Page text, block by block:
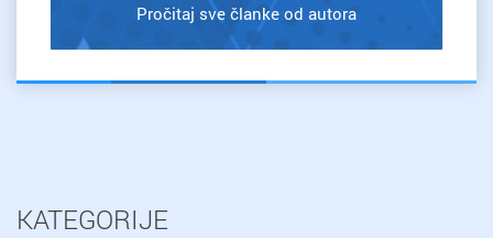
Pročitaj sve članke od autora
KATEGORIJE